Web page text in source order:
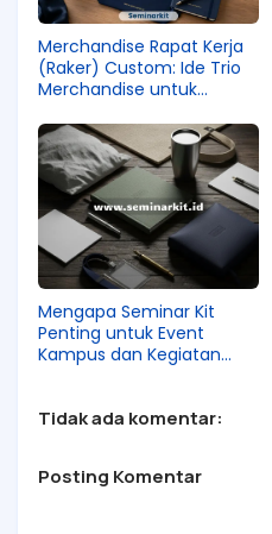
Merchandise Rapat Kerja
(Raker) Custom: Ide Trio
Merchandise untuk
Mengapa Seminar Kit
Penting untuk Event
Kampus dan Kegiatan
Tidak ada komentar:
Posting Komentar